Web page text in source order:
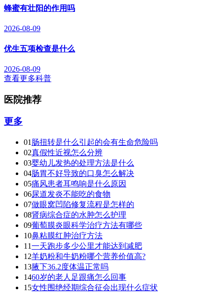
蜂蜜有壮阳的作用吗
2026-08-09
优生五项检查是什么
2026-08-09
查看更多科普
医院推荐
更多
01 肠扭转是什么引起的会有生命危险吗
02真假性近视怎么分辨
03婴幼儿发热的处理方法是什么
04肠胃不好导致的口臭怎么解决
05痛风患者耳鸣响是什么原因
06尿道发炎不能吃的食物
07做眼窝凹陷修复流程是怎样的
08肾病综合症的水肿怎么护理
09葡萄膜炎眼科学治疗方法有哪些
10鼻粘膜红肿治疗方法
11一天跑步多少公里才能达到减肥
12羊奶粉和牛奶粉哪个营养价值高?
13腋下36.2度体温正常吗
1460岁的老人足跟痛怎么回事
15女性围绝经期综合征会出现什么症状